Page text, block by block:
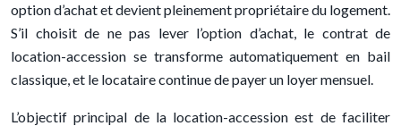
option d’achat et devient pleinement propriétaire du logement.
S’il choisit de ne pas lever l’option d’achat, le contrat de
location-accession se transforme automatiquement en bail
classique, et le locataire continue de payer un loyer mensuel.
L’objectif principal de la location-accession est de faciliter